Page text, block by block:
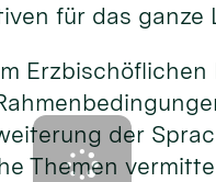
für das ganze
der
Themen